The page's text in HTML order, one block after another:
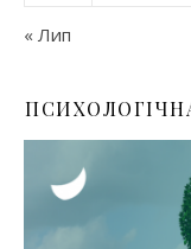
« Лип